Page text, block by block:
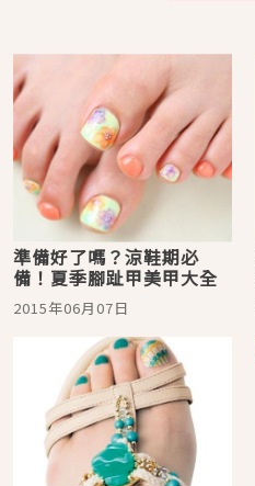
準備好了嗎？涼鞋期必
備！夏季腳趾甲美甲大全
2015年06月07日